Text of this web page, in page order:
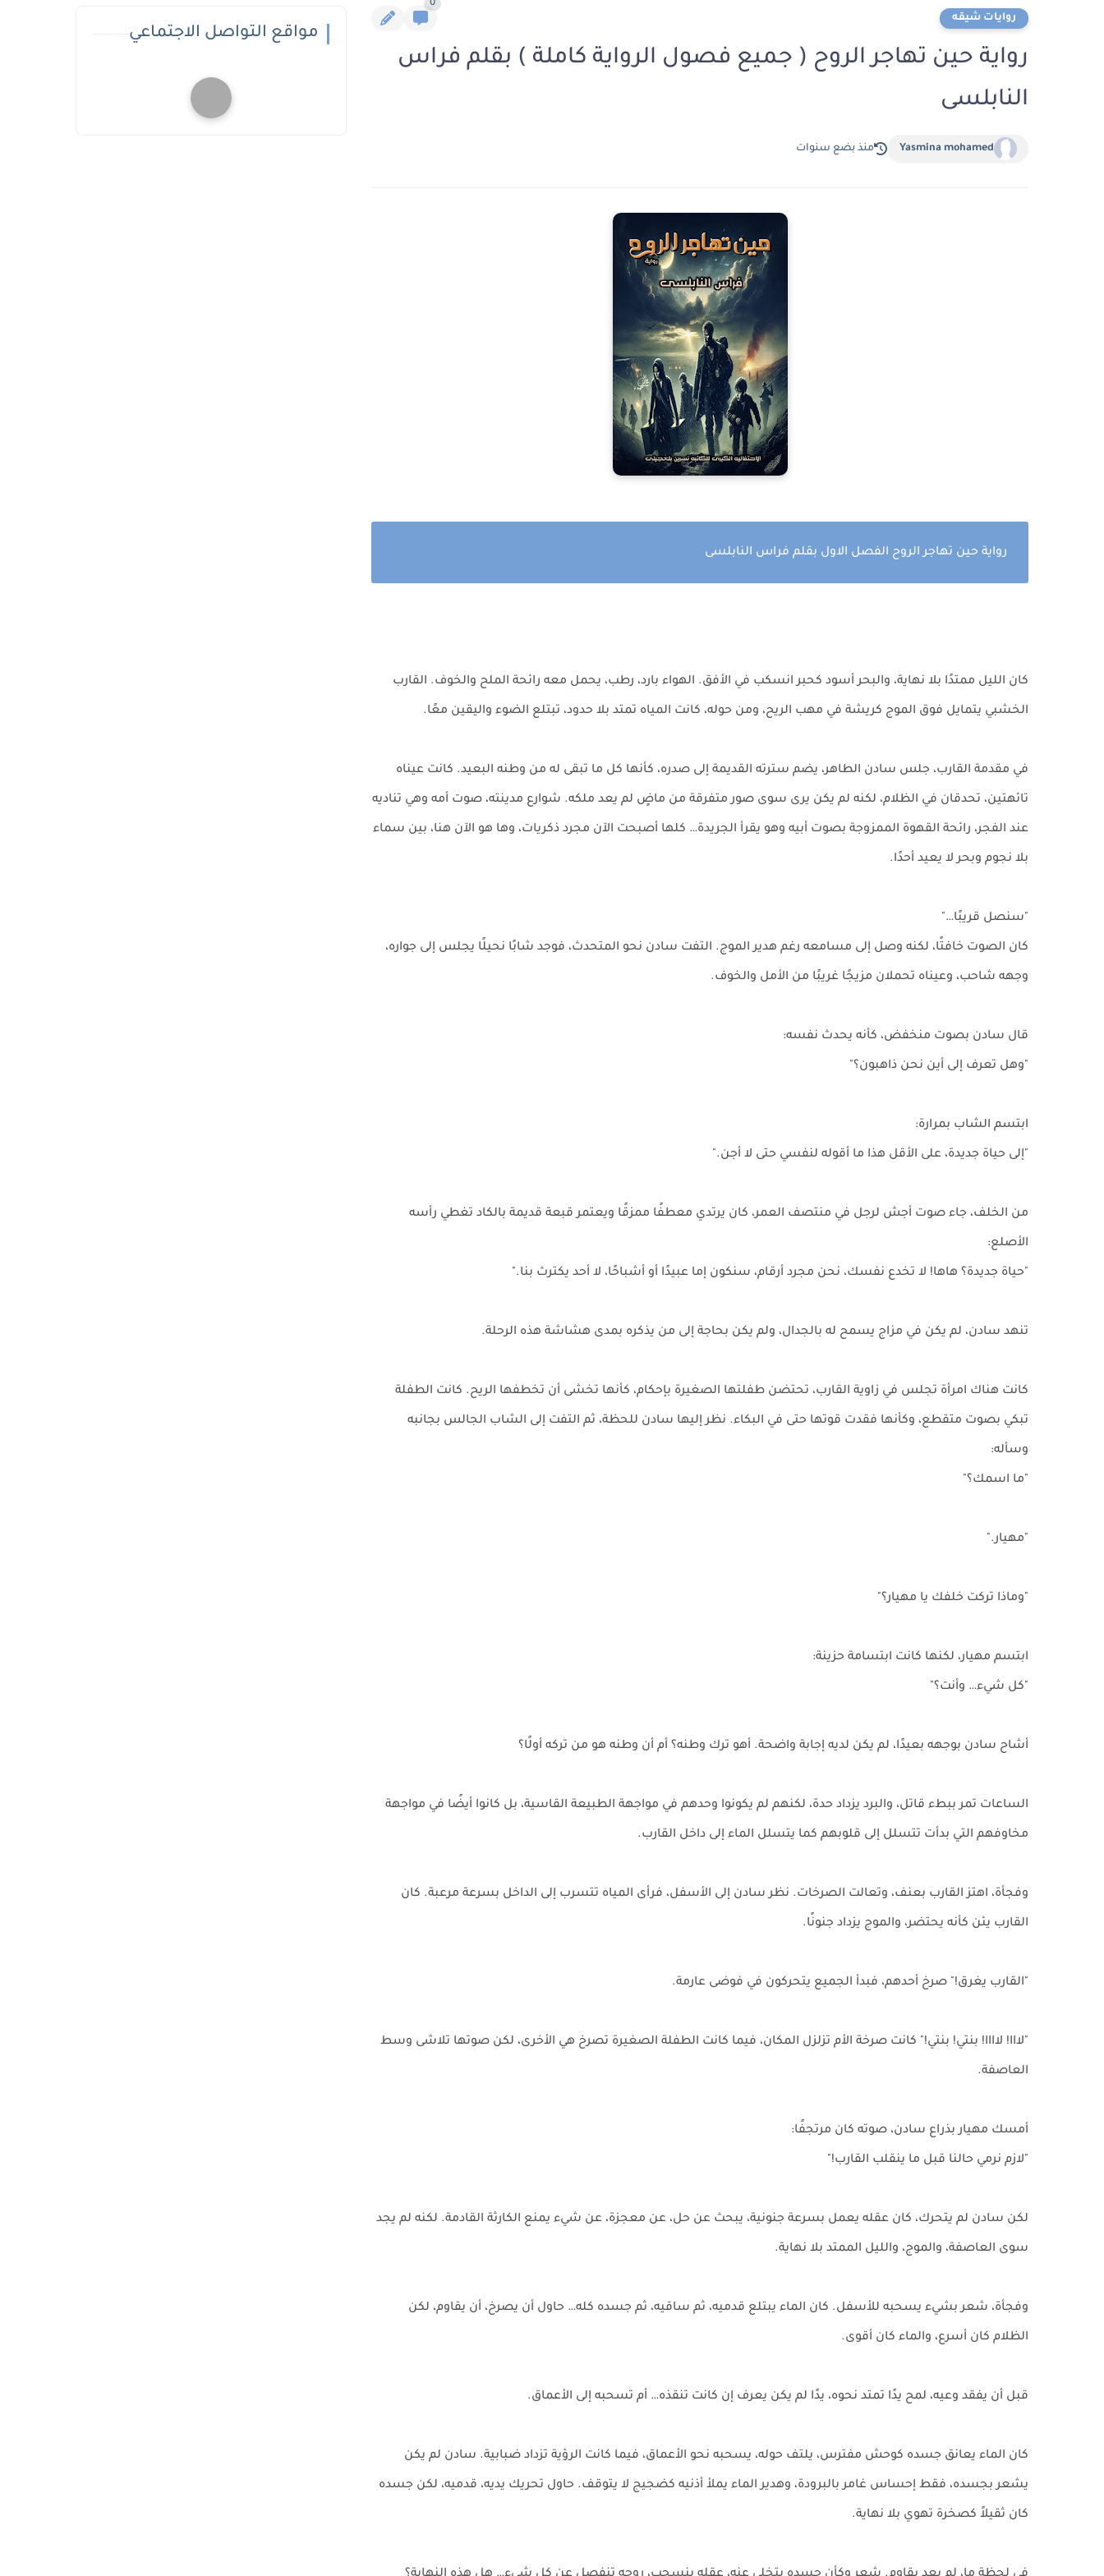
روايات شيقه
0
رواية حين تهاجر الروح ( جميع فصول الرواية كاملة ) بقلم فراس
النابلسى
Yasmina mohamed منذ بضع سنوات
رواية حين تهاجر الروح الفصل الاول بقلم فراس النابلسى
كان الليل ممتدًا بلا نهاية، والبحر أسود كحبر انسكب في الأفق. الهواء بارد، رطب، يحمل معه رائحة الملح والخوف. القارب
الخشبي يتمايل فوق الموج كريشة في مهب الريح، ومن حوله، كانت المياه تمتد بلا حدود، تبتلع الضوء واليقين معًا.
في مقدمة القارب، جلس سادن الطاهر، يضم سترته القديمة إلى صدره، كأنها كل ما تبقى له من وطنه البعيد. كانت عيناه
تائهتين، تحدقان في الظلام، لكنه لم يكن يرى سوى صور متفرقة من ماضٍ لم يعد ملكه. شوارع مدينته، صوت أمه وهي تناديه
عند الفجر، رائحة القهوة الممزوجة بصوت أبيه وهو يقرأ الجريدة… كلها أصبحت الآن مجرد ذكريات، وها هو الآن هنا، بين سماء
بلا نجوم وبحر لا يعيد أحدًا.
"سنصل قريبًا…"
كان الصوت خافتًا، لكنه وصل إلى مسامعه رغم هدير الموج. التفت سادن نحو المتحدث، فوجد شابًا نحيلًا يجلس إلى جواره،
وجهه شاحب، وعيناه تحملان مزيجًا غريبًا من الأمل والخوف.
قال سادن بصوت منخفض، كأنه يحدث نفسه:
"وهل تعرف إلى أين نحن ذاهبون؟"
ابتسم الشاب بمرارة:
"إلى حياة جديدة، على الأقل هذا ما أقوله لنفسي حتى لا أجن."
من الخلف، جاء صوت أجش لرجل في منتصف العمر، كان يرتدي معطفًا ممزقًا ويعتمر قبعة قديمة بالكاد تغطي رأسه
الأصلع:
"حياة جديدة؟ هاها! لا تخدع نفسك، نحن مجرد أرقام، سنكون إما عبيدًا أو أشباحًا، لا أحد يكترث بنا."
تنهد سادن، لم يكن في مزاج يسمح له بالجدال، ولم يكن بحاجة إلى من يذكره بمدى هشاشة هذه الرحلة.
كانت هناك امرأة تجلس في زاوية القارب، تحتضن طفلتها الصغيرة بإحكام، كأنها تخشى أن تخطفها الريح. كانت الطفلة
تبكي بصوت متقطع، وكأنها فقدت قوتها حتى في البكاء. نظر إليها سادن للحظة، ثم التفت إلى الشاب الجالس بجانبه
وسأله:
"ما اسمك؟"
"مهيار."
"وماذا تركت خلفك يا مهيار؟"
ابتسم مهيار، لكنها كانت ابتسامة حزينة:
"كل شيء… وأنت؟"
أشاح سادن بوجهه بعيدًا، لم يكن لديه إجابة واضحة. أهو ترك وطنه؟ أم أن وطنه هو من تركه أولًا؟
الساعات تمر ببطء قاتل، والبرد يزداد حدة، لكنهم لم يكونوا وحدهم في مواجهة الطبيعة القاسية، بل كانوا أيضًا في مواجهة
مخاوفهم التي بدأت تتسلل إلى قلوبهم كما يتسلل الماء إلى داخل القارب.
وفجأة، اهتز القارب بعنف، وتعالت الصرخات. نظر سادن إلى الأسفل، فرأى المياه تتسرب إلى الداخل بسرعة مرعبة. كان
القارب يئن كأنه يحتضر، والموج يزداد جنونًا.
"القارب يغرق!" صرخ أحدهم، فبدأ الجميع يتحركون في فوضى عارمة.
"لااا! لاااا! بنتي! بنتي!" كانت صرخة الأم تزلزل المكان، فيما كانت الطفلة الصغيرة تصرخ هي الأخرى، لكن صوتها تلاشى وسط
العاصفة.
أمسك مهيار بذراع سادن، صوته كان مرتجفًا:
"لازم نرمي حالنا قبل ما ينقلب القارب!"
لكن سادن لم يتحرك، كان عقله يعمل بسرعة جنونية، يبحث عن حل، عن معجزة، عن شيء يمنع الكارثة القادمة. لكنه لم يجد
سوى العاصفة، والموج، والليل الممتد بلا نهاية.
وفجأة، شعر بشيء يسحبه للأسفل. كان الماء يبتلع قدميه، ثم ساقيه، ثم جسده كله… حاول أن يصرخ، أن يقاوم، لكن
الظلام كان أسرع، والماء كان أقوى.
قبل أن يفقد وعيه، لمح يدًا تمتد نحوه، يدًا لم يكن يعرف إن كانت تنقذه… أم تسحبه إلى الأعماق.
كان الماء يعانق جسده كوحش مفترس، يلتف حوله، يسحبه نحو الأعماق، فيما كانت الرؤية تزداد ضبابية. سادن لم يكن
يشعر بجسده، فقط إحساس غامر بالبرودة، وهدير الماء يملأ أذنيه كضجيج لا يتوقف. حاول تحريك يديه، قدميه، لكن جسده
كان ثقيلاً كصخرة تهوي بلا نهاية.
مواقع التواصل الاجتماعي